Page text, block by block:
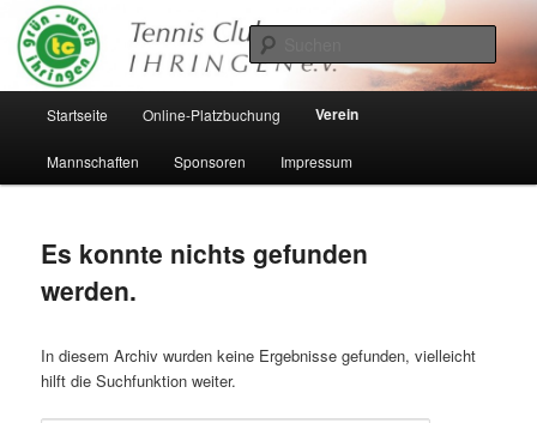
Zum
Inhalt
wechseln
Zum
sekundären
Inhalt
wechseln
Startseite Online-Platzbuchung Verein
Mannschaften Sponsoren Impressum
Es konnte nichts gefunden
werden.
In diesem Archiv wurden keine Ergebnisse gefunden, vielleicht
hilft die Suchfunktion weiter.